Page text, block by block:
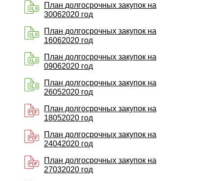
План долгосрочных закупок на
30062020 год
План долгосрочных закупок на
16062020 год
План долгосрочных закупок на
09062020 год
План долгосрочных закупок на
26052020 год
План долгосрочных закупок на
18052020 год
План долгосрочных закупок на
24042020 год
План долгосрочных закупок на
27032020 год